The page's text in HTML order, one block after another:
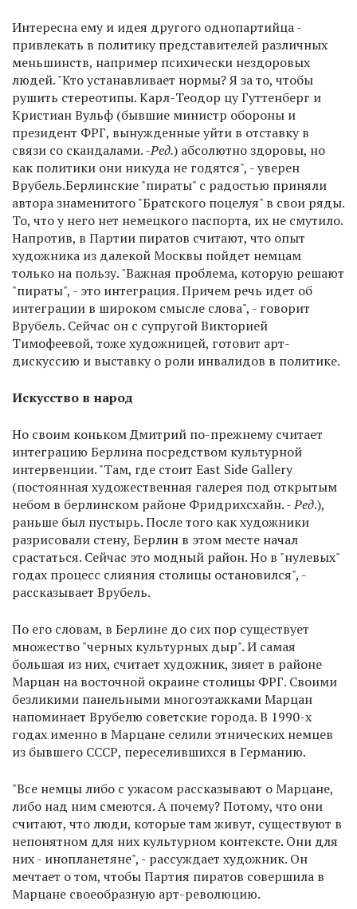
Интересна ему и идея другого однопартийца -
привлекать в политику представителей различных
меньшинств, например психически нездоровых
людей. "Кто устанавливает нормы? Я за то, чтобы
рушить стереотипы. Карл-Теодор цу Гуттенберг и
Кристиан Вульф (бывшие министр обороны и
президент ФРГ, вынужденные уйти в отставку в
связи со скандалами. -Ред.) абсолютно здоровы, но
как политики они никуда не годятся", - уверен
Врубель.Берлинские "пираты" с радостью приняли
автора знаменитого "Братского поцелуя" в свои ряды.
То, что у него нет немецкого паспорта, их не смутило.
Напротив, в Партии пиратов считают, что опыт
художника из далекой Москвы пойдет немцам
только на пользу. "Важная проблема, которую решают
"пираты", - это интеграция. Причем речь идет об
интеграции в широком смысле слова", - говорит
Врубель. Сейчас он с супругой Викторией
Тимофеевой, тоже художницей, готовит арт-
дискуссию и выставку о роли инвалидов в политике.
Искусство в народ
Но своим коньком Дмитрий по-прежнему считает
интеграцию Берлина посредством культурной
интервенции. "Там, где стоит East Side Gallery
(постоянная художественная галерея под открытым
небом в берлинском районе Фридрихсхайн. -Ред.),
раньше был пустырь. После того как художники
разрисовали стену, Берлин в этом месте начал
срастаться. Сейчас это модный район. Но в "нулевых"
годах процесс слияния столицы остановился", -
рассказывает Врубель.
По его словам, в Берлине до сих пор существует
множество "черных культурных дыр". И самая
большая из них, считает художник, зияет в районе
Марцан на восточной окраине столицы ФРГ. Своими
безликими панельными многоэтажками Марцан
напоминает Врубелю советские города. В 1990-х
годах именно в Марцане селили этнических немцев
из бывшего СССР, переселившихся в Германию.
"Все немцы либо с ужасом рассказывают о Марцане,
либо над ним смеются. А почему? Потому, что они
считают, что люди, которые там живут, существуют в
непонятном для них культурном контексте. Они для
них - инопланетяне", - рассуждает художник. Он
мечтает о том, чтобы Партия пиратов совершила в
Марцане своеобразную арт-революцию.